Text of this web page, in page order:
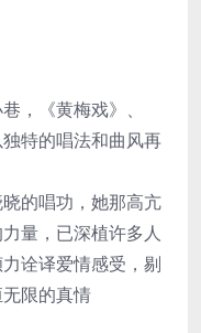
《黄梅戏》、
特的唱法和曲风再
的唱功，她那高亢
量，已深植许多人
诠译爱情感受，剔
限的真情